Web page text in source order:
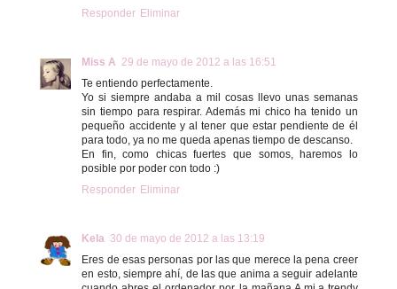
Responder Eliminar
Miss A 29 de mayo de 2012 a las 16:51
Te entiendo perfectamente.
Yo si siempre andaba a mil cosas llevo unas semanas
sin tiempo para respirar. Además mi chico ha tenido un
pequeño accidente y al tener que estar pendiente de él
para todo, ya no me queda apenas tiempo de descanso.
En fin, como chicas fuertes que somos, haremos lo
posible por poder con todo :)
Responder Eliminar
Kela 30 de mayo de 2012 a las 13:19
Eres de esas personas por las que merece la pena creer
en esto, siempre ahí, de las que anima a seguir adelante